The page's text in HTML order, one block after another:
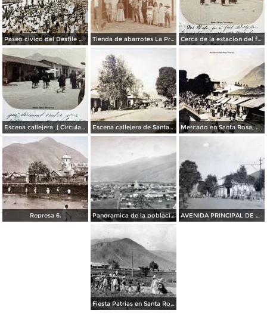
Paseo civico del Desfile del 16 de Septiembre de 1907. Tienda de abarrotes La Providencia ( Circulada el 21 de Mayo de 1909 ). Cerca de la estacion del ferrocarril ( Circulada el 22 de Junio de 1908 ).
Escena callejera. ( Circulada el 25 de Junio de 1908 ). Escena callejera de Santa Rosa, Veracruz. Mercado en Santa Rosa, Veracruz
Represa 6. Panoramica de la poblacion AVENIDA PRINCIPAL DE SANTA ROSA
Fiesta Patrias en Santa Rosa (1905)